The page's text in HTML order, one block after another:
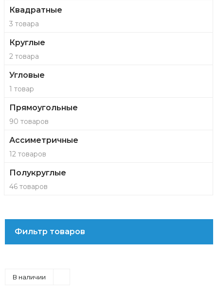
Квадратные
3 товара
Круглые
2 товара
Угловые
1 товар
Прямоугольные
90 товаров
Ассиметричные
12 товаров
Полукруглые
46 товаров
Фильтр товаров
В наличии